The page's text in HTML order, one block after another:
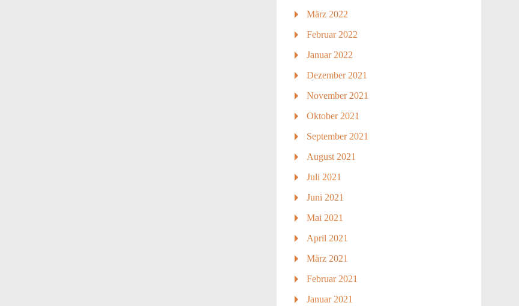
März 2022
Februar 2022
Januar 2022
Dezember 2021
November 2021
Oktober 2021
September 2021
August 2021
Juli 2021
Juni 2021
Mai 2021
April 2021
März 2021
Februar 2021
Januar 2021